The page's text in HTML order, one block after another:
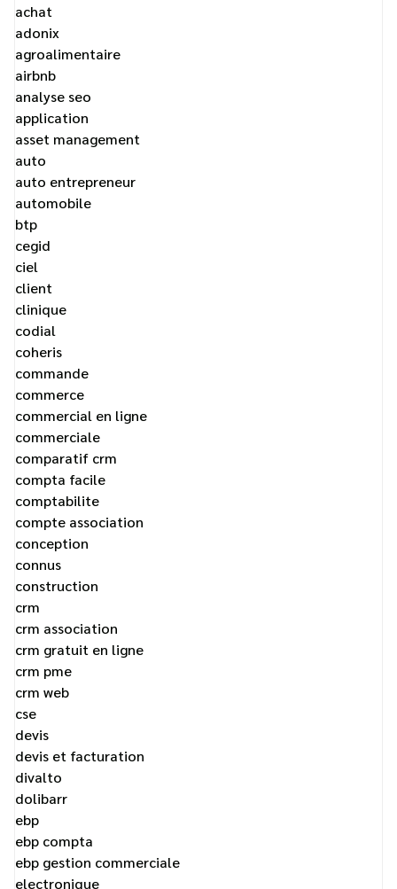
achat
adonix
agroalimentaire
airbnb
analyse seo
application
asset management
auto
auto entrepreneur
automobile
btp
cegid
ciel
client
clinique
codial
coheris
commande
commerce
commercial en ligne
commerciale
comparatif crm
compta facile
comptabilite
compte association
conception
connus
construction
crm
crm association
crm gratuit en ligne
crm pme
crm web
cse
devis
devis et facturation
divalto
dolibarr
ebp
ebp compta
ebp gestion commerciale
electronique